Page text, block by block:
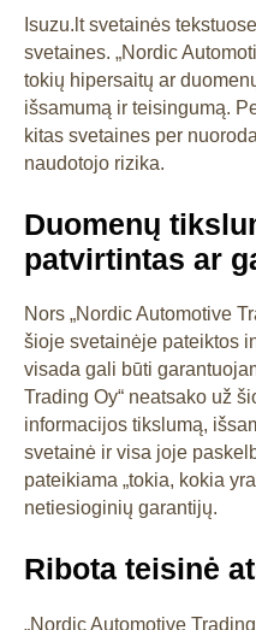
Isuzu.lt svetainės
svetaines. „Nordic
tokių hipersaitų ar
išsamumą ir teisingumą.
kitas svetaines per
naudotojo rizika.
Duomenų
patvirtintas ar
Nors „Nordic Automotive
šioje svetainėje pateiktos
visada gali būti
Trading Oy“ neatsako už
informacijos tikslumą,
svetainė ir visa joje
pateikiama „tokia, kokia
netiesioginių garantijų.
Ribota teisinė
„Nordic Automotive